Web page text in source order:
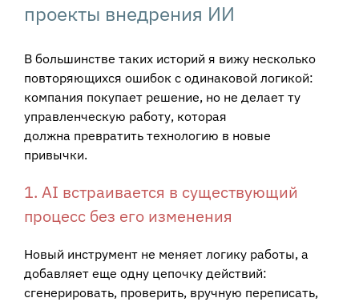
проекты внедрения ИИ
В большинстве таких историй я вижу несколько
повторяющихся ошибок с одинаковой логикой:
компания покупает решение, но не делает ту
управленческую работу, которая
должна превратить технологию в новые
привычки.
1. AI встраивается в существующий
процесс без его изменения
Новый инструмент не меняет логику работы, а
добавляет еще одну цепочку действий:
сгенерировать, проверить, вручную переписать,